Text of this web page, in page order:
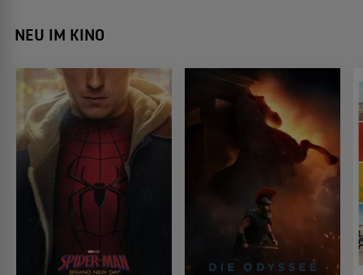
NEU IM KINO